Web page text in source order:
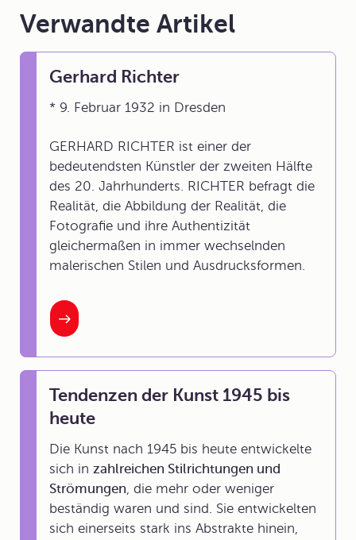
Verwandte Artikel
Gerhard Richter
* 9. Februar 1932 in Dresden
GERHARD RICHTER ist einer der
bedeutendsten Künstler der zweiten Hälfte
des 20. Jahrhunderts. RICHTER befragt die
Realität, die Abbildung der Realität, die
Fotografie und ihre Authentizität
gleichermaßen in immer wechselnden
malerischen Stilen und Ausdrucksformen.
Tendenzen der Kunst 1945 bis
heute
Die Kunst nach 1945 bis heute entwickelte
sich in zahlreichen Stilrichtungen und
Strömungen, die mehr oder weniger
beständig waren und sind. Sie entwickelten
sich einerseits stark ins Abstrakte hinein,